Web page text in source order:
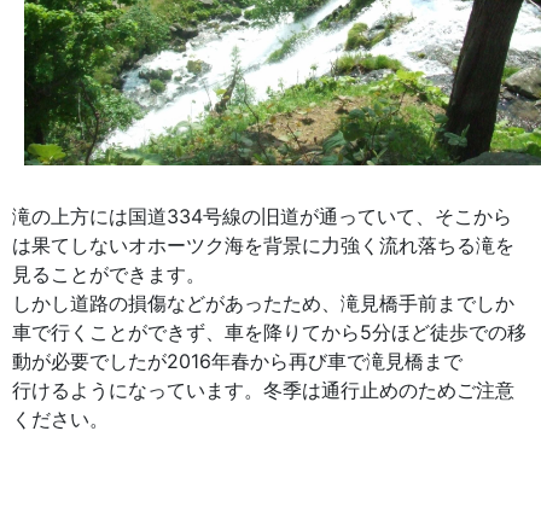
滝の上方には国道334号線の旧道が通っていて、そこから
は果てしないオホーツク海を背景に力強く流れ落ちる滝を
見ることができます。
しかし道路の損傷などがあったため、滝見橋手前までしか
車で行くことができず、車を降りてから5分ほど徒歩での移
動が必要でしたが2016年春から再び車で滝見橋まで
行けるようになっています。冬季は通行止めのためご注意
ください。